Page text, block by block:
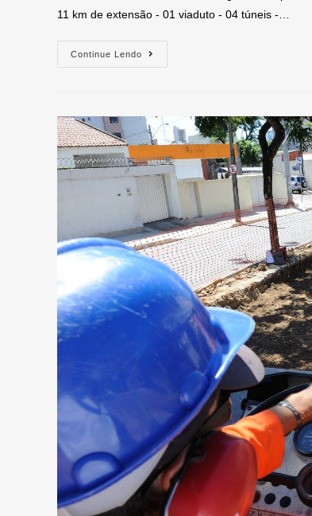
11 km de extensão - 01 viaduto - 04 túneis -…
Continue Lendo